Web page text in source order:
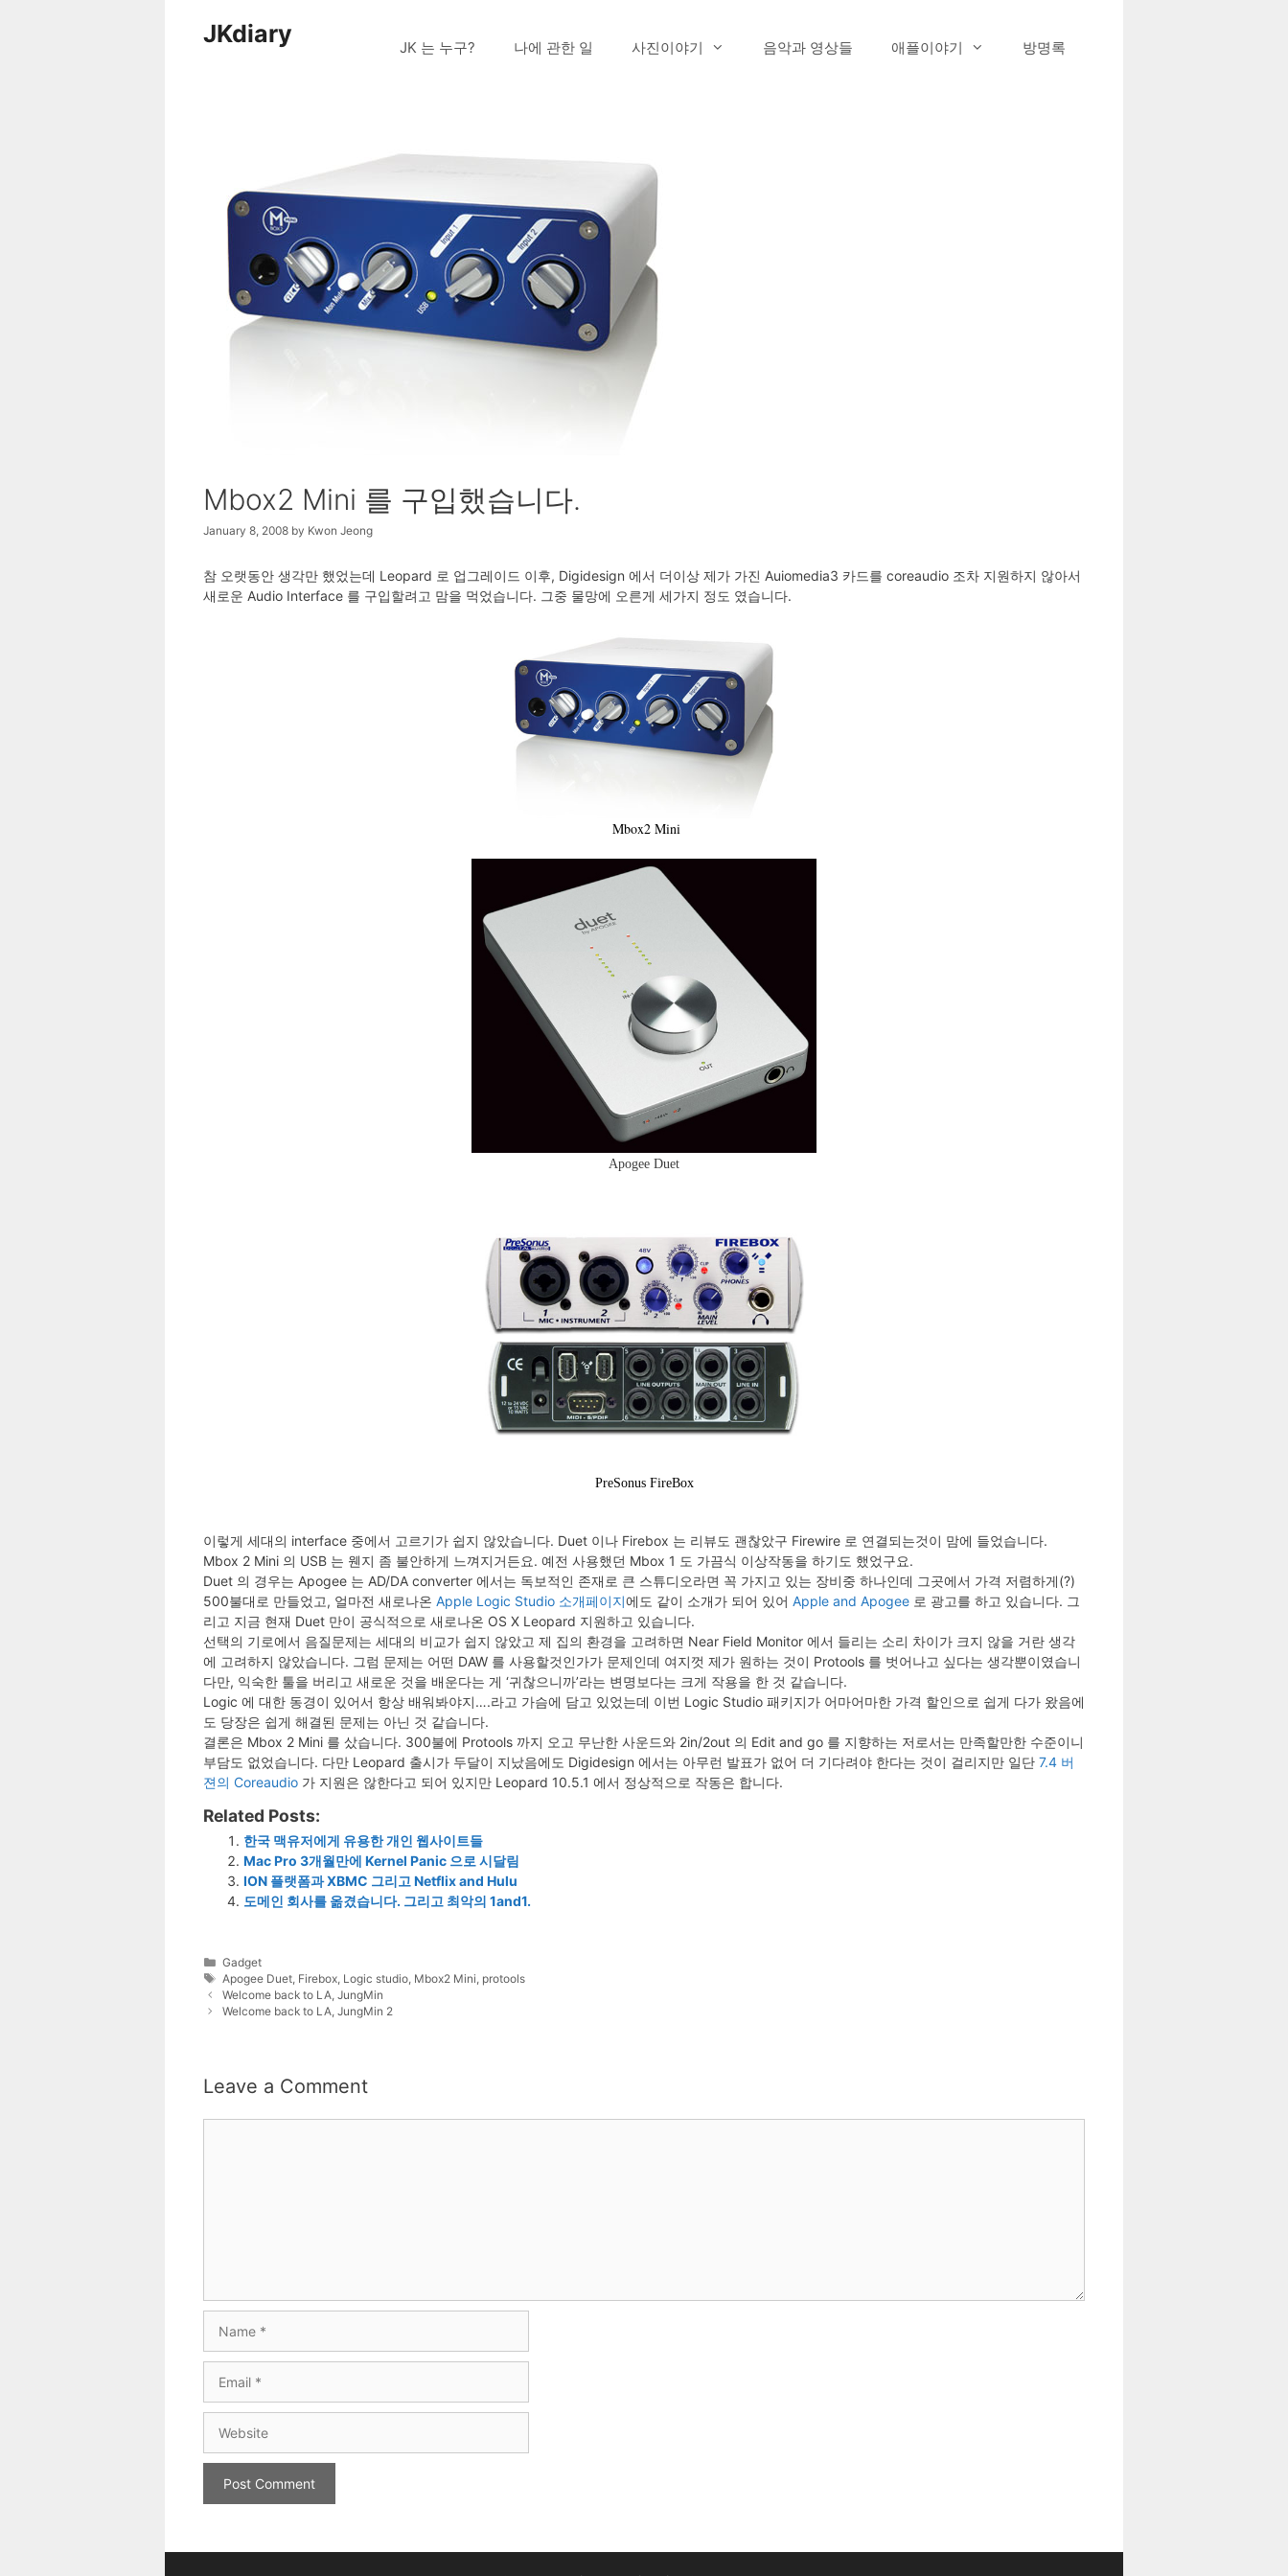
JKdiary JK 는 누구? 나에 관한 일 사진이야기 음악과 영상들 애플이야기 방명록
Mbox2 Mini 를 구입했습니다.
January 8, 2008 by Kwon Jeong
참 오랫동안 생각만 했었는데 Leopard 로 업그레이드 이후, Digidesign 에서 더이상 제가 가진 Auiomedia3 카드를 coreaudio 조차 지원하지 않아서
새로운 Audio Interface 를 구입할려고 맘을 먹었습니다. 그중 물망에 오른게 세가지 정도 였습니다.
Mbox2 Mini
Apogee Duet
PreSonus FireBox
이렇게 세대의 interface 중에서 고르기가 쉽지 않았습니다. Duet 이나 Firebox 는 리뷰도 괜찮았구 Firewire 로 연결되는것이 맘에 들었습니다.
Mbox 2 Mini 의 USB 는 웬지 좀 불안하게 느껴지거든요. 예전 사용했던 Mbox 1 도 가끔식 이상작동을 하기도 했었구요.
Duet 의 경우는 Apogee 는 AD/DA converter 에서는 독보적인 존재로 큰 스튜디오라면 꼭 가지고 있는 장비중 하나인데 그곳에서 가격 저렴하게(?)
500불대로 만들었고, 얼마전 새로나온 Apple Logic Studio 소개페이지에도 같이 소개가 되어 있어 Apple and Apogee 로 광고를 하고 있습니다. 그
리고 지금 현재 Duet 만이 공식적으로 새로나온 OS X Leopard 지원하고 있습니다.
선택의 기로에서 음질문제는 세대의 비교가 쉽지 않았고 제 집의 환경을 고려하면 Near Field Monitor 에서 들리는 소리 차이가 크지 않을 거란 생각
에 고려하지 않았습니다. 그럼 문제는 어떤 DAW 를 사용할것인가가 문제인데 여지껏 제가 원하는 것이 Protools 를 벗어나고 싶다는 생각뿐이였습니
다만, 익숙한 툴을 버리고 새로운 것을 배운다는 게 ‘귀찮으니까’라는 변명보다는 크게 작용을 한 것 같습니다.
Logic 에 대한 동경이 있어서 항상 배워봐야지….라고 가슴에 담고 있었는데 이번 Logic Studio 패키지가 어마어마한 가격 할인으로 쉽게 다가 왔음에
도 당장은 쉽게 해결된 문제는 아닌 것 같습니다.
결론은 Mbox 2 Mini 를 샀습니다. 300불에 Protools 까지 오고 무난한 사운드와 2in/2out 의 Edit and go 를 지향하는 저로서는 만족할만한 수준이니
부담도 없었습니다. 다만 Leopard 출시가 두달이 지났음에도 Digidesign 에서는 아무런 발표가 없어 더 기다려야 한다는 것이 걸리지만 일단 7.4 버
젼의 Coreaudio 가 지원은 않한다고 되어 있지만 Leopard 10.5.1 에서 정상적으로 작동은 합니다.
Related Posts:
한국 맥유저에게 유용한 개인 웹사이트들
Mac Pro 3개월만에 Kernel Panic 으로 시달림
ION 플랫폼과 XBMC 그리고 Netflix and Hulu
도메인 회사를 옮겼습니다. 그리고 최악의 1and1.
Categories
Gadget
Tags
Apogee Duet Firebox Logic studio Mbox2 Mini protools
Welcome back to LA, JungMin
Welcome back to LA, JungMin 2
Leave a Comment